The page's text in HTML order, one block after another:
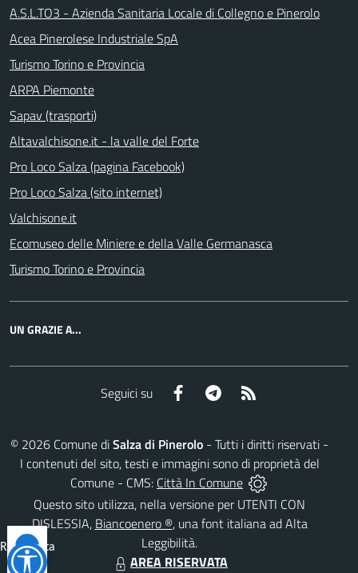
A.S.L.TO3 - Azienda Sanitaria Locale di Collegno e Pinerolo
Acea Pinerolese Industriale SpA
Turismo Torino e Provincia
ARPA Piemonte
Sapav (trasporti)
Altavalchisone.it - la valle del Forte
Pro Loco Salza (pagina Facebook)
Pro Loco Salza (sito internet)
Valchisone.it
Ecomuseo delle Miniere e della Valle Germanasca
Turismo Torino e Provincia
UN GRAZIE A...
Seguici su Facebook Telegram
© 2026 Comune diSalza di Pinerolo - Tutti i diritti riservati -
I contenuti del sito, testi e immagini sono di proprietà del
Comune - CMS: Città In Comune
Questo sito utilizza, nella versione per UTENTI CON
DISLESSIA, Biancoenero ®, una font italiana ad Alta
Leggibilità.
AREA RISERVATA
Reimposta
tutto